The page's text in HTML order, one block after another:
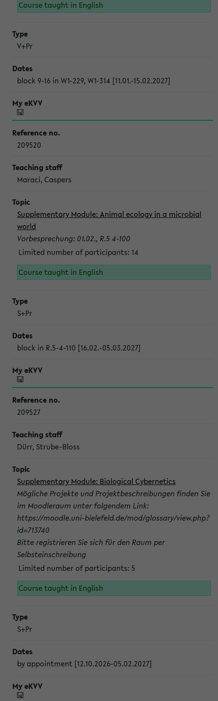
Course taught in English
V+Pr
block 9-16 in W1-229, W1-314 [11.01.-15.02.2027]
209520
Maraci, Caspers
Supplementary Module: Animal ecology in a microbial
world
Vorbesprechung: 01.02., R.5 4-100
Limited number of participants: 14
Course taught in English
S+Pr
block in R.5-4-110 [16.02.-05.03.2027]
209527
Dürr, Strube-Bloss
Supplementary Module: Biological Cybernetics
Mögliche Projekte und Projektbeschreibungen finden Sie
im Moodleraum unter folgendem Link:
https://moodle.uni-bielefeld.de/mod/glossary/view.php?
id=713740
Bitte registrieren Sie sich für den Raum per
Selbsteinschreibung
Limited number of participants: 5
Course taught in English
S+Pr
by appointment [12.10.2026-05.02.2027]